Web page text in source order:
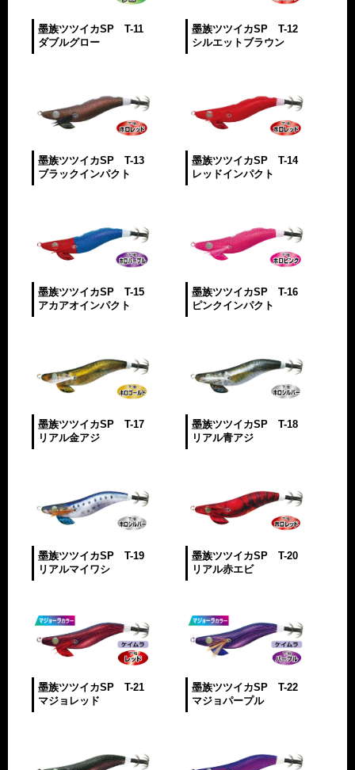
墨族ツツイカSP T-11
ダブルグロー
墨族ツツイカSP T-12
シルエットブラウン
墨族ツツイカSP T-13
ブラックインパクト
墨族ツツイカSP T-14
レッドインパクト
墨族ツツイカSP T-15
アカアオインパクト
墨族ツツイカSP T-16
ピンクインパクト
墨族ツツイカSP T-17
リアル金アジ
墨族ツツイカSP T-18
リアル青アジ
墨族ツツイカSP T-19
リアルマイワシ
墨族ツツイカSP T-20
リアル赤エビ
墨族ツツイカSP T-21
マジョレッド
墨族ツツイカSP T-22
マジョパープル